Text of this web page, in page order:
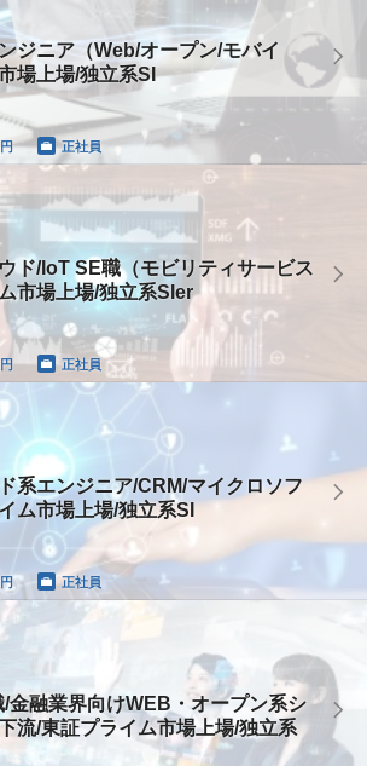
ジニア（Web/オープン/モバイ
場上場/独立系SI
正社員
ド/IoT SE職（モビリティサービス
市場上場/独立系SIer
正社員
系エンジニア/CRM/マイクロソフ
ム市場上場/独立系SI
正社員
金融業界向けWEB・オープン系シ
流/東証プライム市場上場/独立系